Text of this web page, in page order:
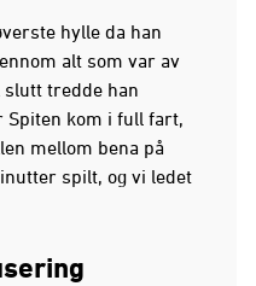
hylle da han
alt som var av
slutt tredde han
kom i full fart,
mellom bena på
spilt, og vi ledet